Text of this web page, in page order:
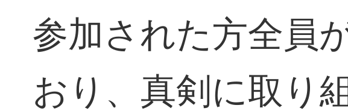
参加された方全員
おり、真剣に取り